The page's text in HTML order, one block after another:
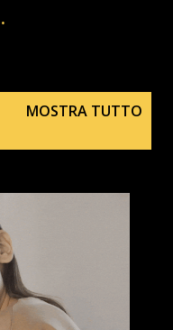
MOSTRA TUTTO